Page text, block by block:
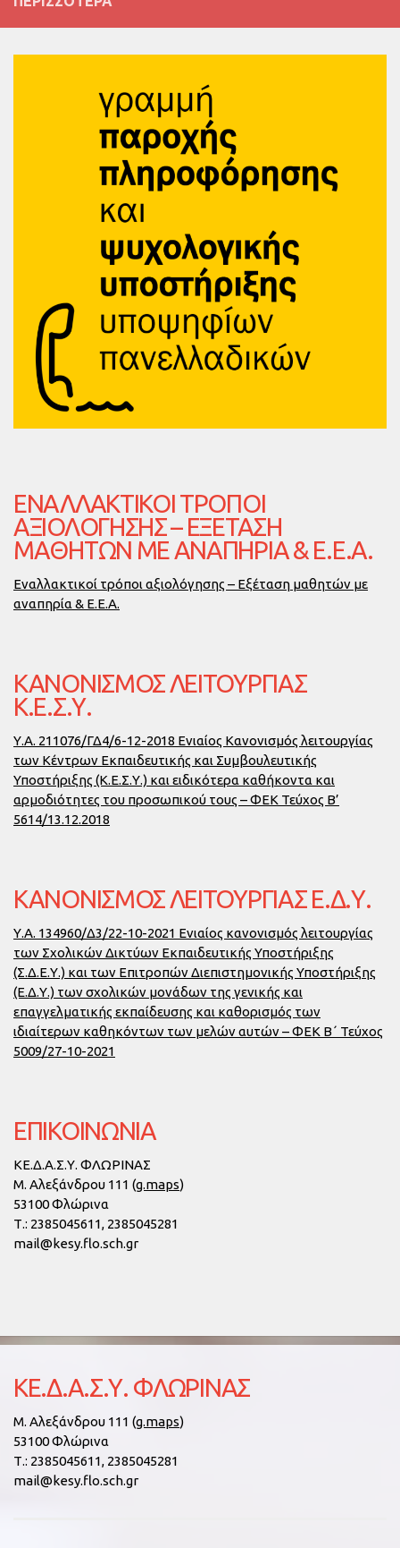
ΕΝΑΛΛΑΚΤΙΚΟΊ ΤΡΌΠΟΙ
ΑΞΙΟΛΌΓΗΣΗΣ – ΕΞΈΤΑΣΗ
ΜΑΘΗΤΏΝ ΜΕ ΑΝΑΠΗΡΊΑ & Ε.Ε.Α.
Εναλλακτικοί τρόποι αξιολόγησης – Εξέταση μαθητών με
αναπηρία & Ε.Ε.Α.
ΚΑΝΟΝΙΣΜΌΣ ΛΕΙΤΟΥΡΓΊΑΣ
Κ.Ε.Σ.Υ.
Υ.Α. 211076/ΓΔ4/6-12-2018 Ενιαίος Κανονισμός λειτουργίας
των Κέντρων Εκπαιδευτικής και Συμβουλευτικής
Υποστήριξης (Κ.Ε.Σ.Υ.) και ειδικότερα καθήκοντα και
αρμοδιότητες του προσωπικού τους – ΦΕΚ Τεύχος Β’
5614/13.12.2018
ΚΑΝΟΝΙΣΜΌΣ ΛΕΙΤΟΥΡΓΊΑΣ Ε.Δ.Υ.
Υ.Α. 134960/Δ3/22-10-2021 Ενιαίος κανονισμός λειτουργίας
των Σχολικών Δικτύων Εκπαιδευτικής Υποστήριξης
(Σ.Δ.Ε.Υ.) και των Επιτροπών Διεπιστημονικής Υποστήριξης
(Ε.Δ.Υ.) των σχολικών μονάδων της γενικής και
επαγγελματικής εκπαίδευσης και καθορισμός των
ιδιαίτερων καθηκόντων των μελών αυτών – ΦΕΚ Β΄ Τεύχος
5009/27-10-2021
ΕΠΙΚΟΙΝΩΝΙΑ
ΚΕ.Δ.Α.Σ.Υ. ΦΛΩΡΙΝΑΣ
Μ. Αλεξάνδρου 111 (g.maps)
53100 Φλώρινα
Τ.: 2385045611, 2385045281
mail@kesy.flo.sch.gr
ΚΕ.Δ.Α.Σ.Υ. ΦΛΏΡΙΝΑΣ
Μ. Αλεξάνδρου 111 (g.maps)
53100 Φλώρινα
Τ.: 2385045611, 2385045281
mail@kesy.flo.sch.gr